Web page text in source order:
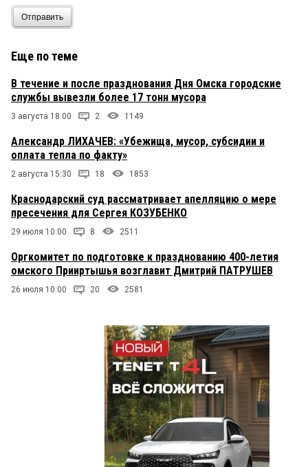
Отправить
Еще по теме
В течение и после празднования Дня Омска городские
службы вывезли более 17 тонн мусора
3 августа 18:00 2 1149
Александр ЛИХАЧЕВ: «Убежища, мусор, субсидии и
оплата тепла по факту»
2 августа 15:30 18 1853
Краснодарский суд рассматривает апелляцию о мере
пресечения для Сергея КОЗУБЕНКО
29 июля 10:00 8 2511
Оргкомитет по подготовке к празднованию 400-летия
омского Прииртышья возглавит Дмитрий ПАТРУШЕВ
26 июля 10:00 20 2581